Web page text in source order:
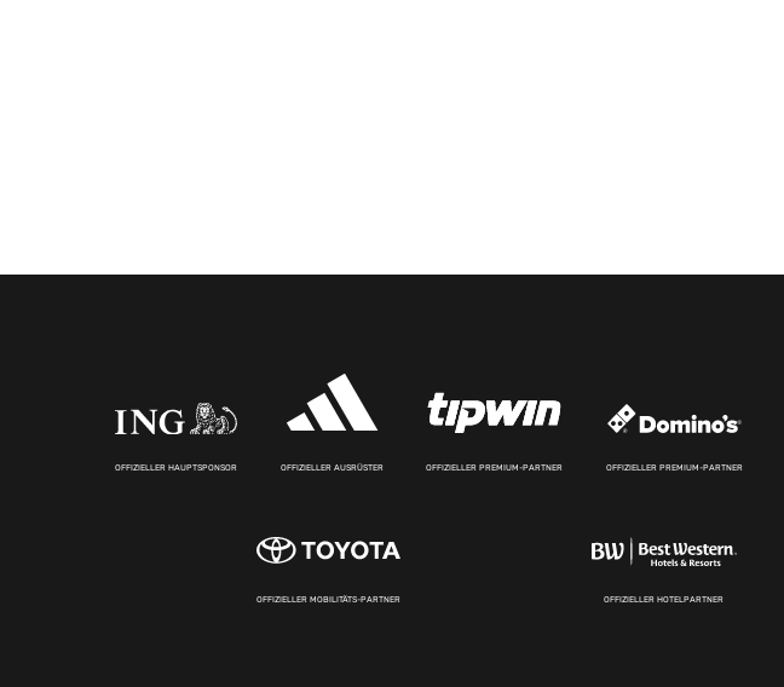
OFFIZIELLER HAUPTSPONSOR OFFIZIELLER AUSRÜSTER OFFIZIELLER PREMIUM-PARTNER OFFIZIELLER PREMIUM-PARTNER
OFFIZIELLER MOBILITÄTS-PARTNER OFFIZIELLER HOTELPARTNER